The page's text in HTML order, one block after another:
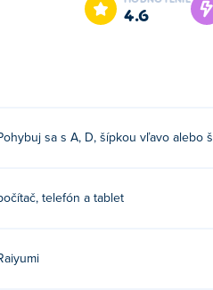
roztomilo, ale táto cesta
4.6
sa s A, D, šípkou vľavo alebo
telefón a tablet